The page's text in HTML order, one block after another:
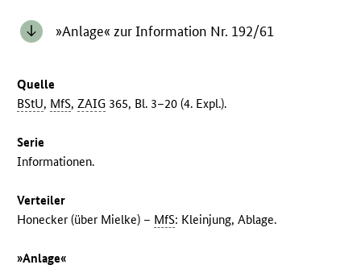
»Anlage« zur Information Nr. 192/61
Quelle
BStU, MfS,ZAIG 365, Bl. 3–20 (4. Expl.).
Serie
Informationen.
Verteiler
Honecker (über Mielke) – MfS: Kleinjung, Ablage.
»Anlage«